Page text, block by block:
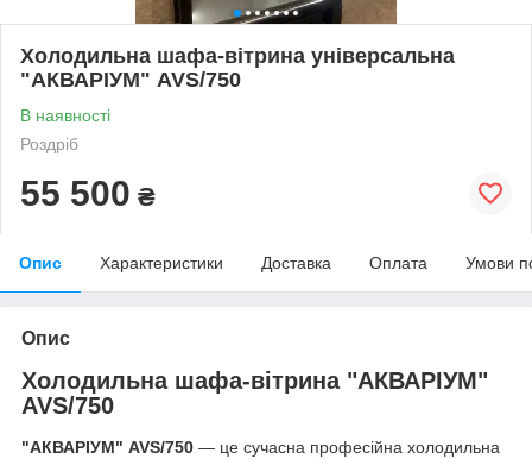
Холодильна шафа-вітрина універсальна
"АКВАРІУМ" AVS/750
В наявності
Роздріб
55 500 ₴
Опис Характеристики Доставка Оплата Умови
Опис
Холодильна шафа-вітрина "АКВАРІУМ"
AVS/750
"АКВАРІУМ" AVS/750 — це сучасна професійна холодильна